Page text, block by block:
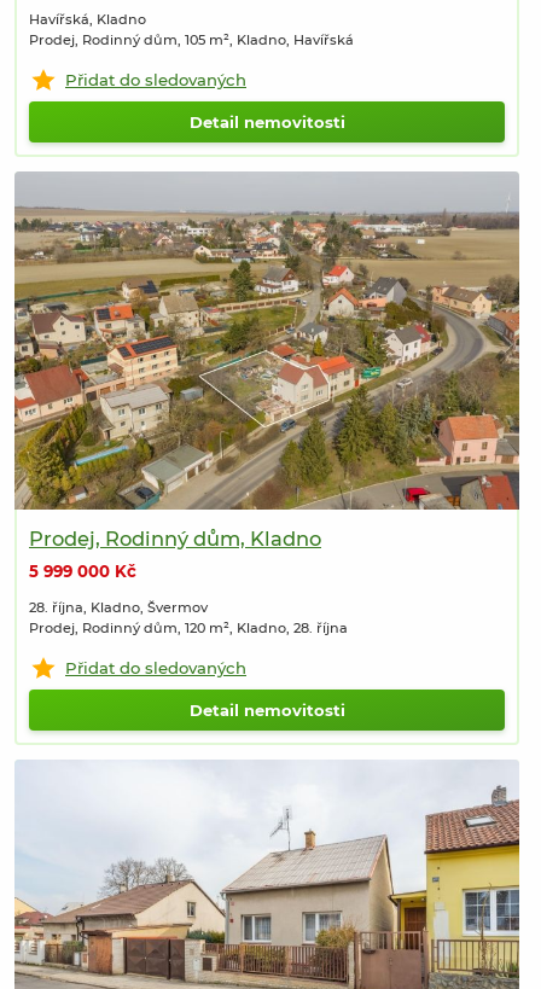
Havířská, Kladno
Prodej, Rodinný dům, 105 m², Kladno, Havířská
Přidat do sledovaných
Detail nemovitosti
Prodej, Rodinný dům, Kladno
5 999 000 Kč
28. října, Kladno, Švermov
Prodej, Rodinný dům, 120 m², Kladno, 28. října
Přidat do sledovaných
Detail nemovitosti